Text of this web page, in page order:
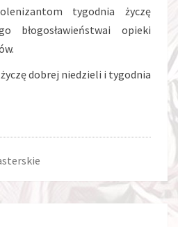
tygodnia życzę
błogosławieństwai opieki
dobrej niedzieli i tygodnia